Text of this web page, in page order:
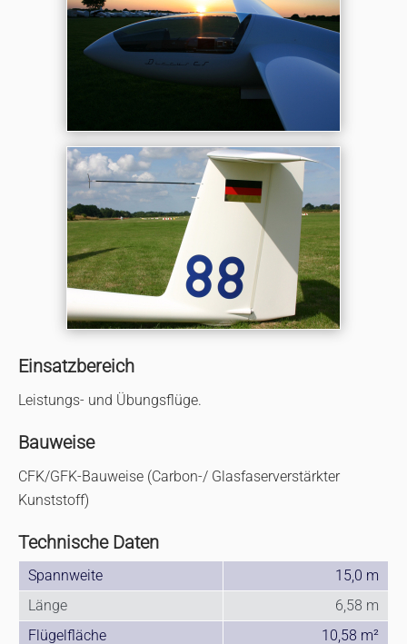
Einsatzbereich
Leistungs- und Übungsflüge.
Bauweise
CFK/GFK-Bauweise (Carbon-/ Glasfaserverstärkter
Kunststoff)
Technische Daten
Spannweite
15,0 m
Länge
6,58 m
Flügelfläche
10,58 m²